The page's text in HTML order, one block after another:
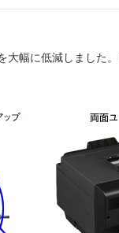
幅に低減しました